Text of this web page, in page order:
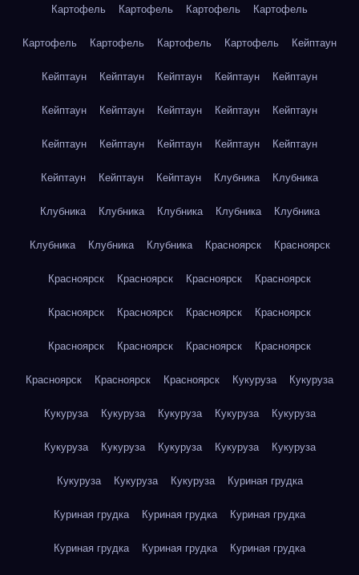
Картофель Картофель Картофель Картофель
Картофель Картофель Картофель Картофель Кейптаун
Кейптаун Кейптаун Кейптаун Кейптаун Кейптаун
Кейптаун Кейптаун Кейптаун Кейптаун Кейптаун
Кейптаун Кейптаун Кейптаун Кейптаун Кейптаун
Кейптаун Кейптаун Кейптаун Клубника Клубника
Клубника Клубника Клубника Клубника Клубника
Клубника Клубника Клубника Красноярск Красноярск
Красноярск Красноярск Красноярск Красноярск
Красноярск Красноярск Красноярск Красноярск
Красноярск Красноярск Красноярск Красноярск
Красноярск Красноярск Красноярск Кукуруза Кукуруза
Кукуруза Кукуруза Кукуруза Кукуруза Кукуруза
Кукуруза Кукуруза Кукуруза Кукуруза Кукуруза
Кукуруза Кукуруза Кукуруза Куриная грудка
Куриная грудка Куриная грудка Куриная грудка
Куриная грудка Куриная грудка Куриная грудка